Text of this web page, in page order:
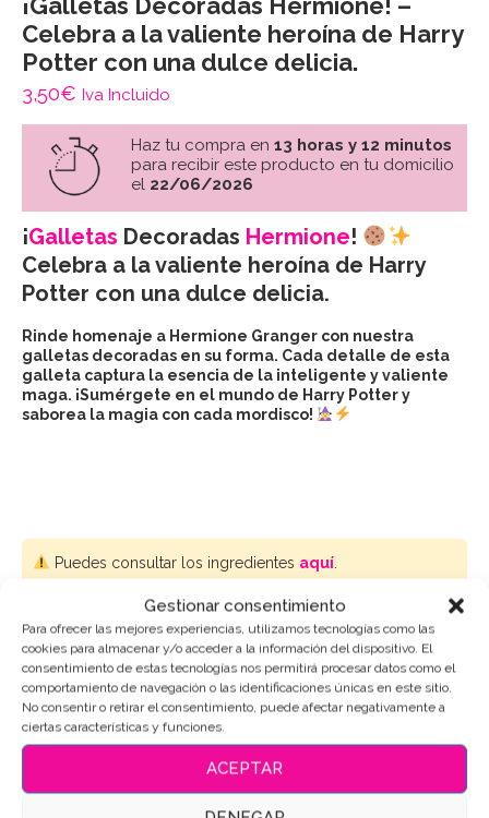
Gestionar consentimiento
Para ofrecer las mejores experiencias, utilizamos tecnologías como las
cookies para almacenar y/o acceder a la información del dispositivo. El
consentimiento de estas tecnologías nos permitirá procesar datos como el
comportamiento de navegación o las identificaciones únicas en este sitio.
No consentir o retirar el consentimiento, puede afectar negativamente a
ciertas características y funciones.
ACEPTAR
Celebra a la valiente heroína de Harry
Potter con una dulce delicia.
3,50€ Iva Incluido
Haz tu compra en 13 horas y 12 minutos
para recibir este producto en tu domicilio
el 22/06/2026
¡Galletas Decoradas Hermione!
Celebra a la valiente heroína de Harry
Potter con una dulce delicia.
Rinde homenaje a Hermione Granger con nuestra
galletas decoradas en su forma. Cada detalle de esta
galleta captura la esencia de la inteligente y valiente
maga. ¡Sumérgete en el mundo de Harry Potter y
saborea la magia con cada mordisco!
Puedes consultar los ingredientes aquí.
AÑADIR AL CARRITO
SKU: 6920
Personajes-Dibujos,Harry Potter
Etiquetas:Galletas de Harry Potter,Galletas Decoradas,